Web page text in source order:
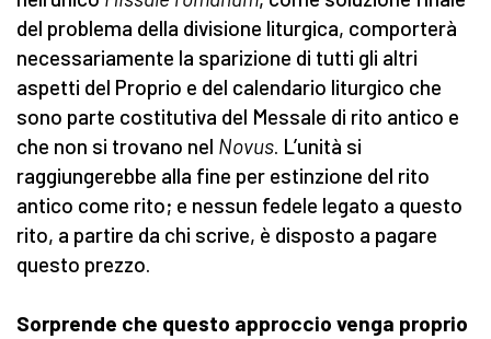
del problema della divisione liturgica, comporterà
necessariamente la sparizione di tutti gli altri
aspetti del Proprio e del calendario liturgico che
sono parte costitutiva del Messale di rito antico e
che non si trovano nel Novus. L’unità si
raggiungerebbe alla fine per estinzione del rito
antico come rito; e nessun fedele legato a questo
rito, a partire da chi scrive, è disposto a pagare
questo prezzo.
Sorprende che questo approccio venga proprio